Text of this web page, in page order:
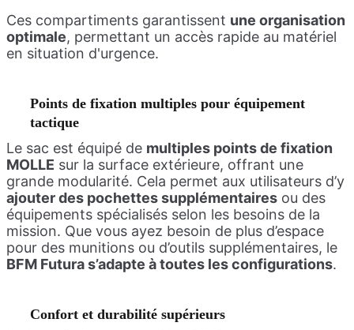
Ces compartiments garantissent une organisation
optimale, permettant un accès rapide au matériel
en situation d'urgence.
Points de fixation multiples pour équipement
tactique
Le sac est équipé de multiples points de fixation
MOLLE sur la surface extérieure, offrant une
grande modularité. Cela permet aux utilisateurs d’y
ajouter des pochettes supplémentaires ou des
équipements spécialisés selon les besoins de la
mission. Que vous ayez besoin de plus d’espace
pour des munitions ou d’outils supplémentaires, le
BFM Futura s’adapte à toutes les configurations.
Confort et durabilité supérieurs